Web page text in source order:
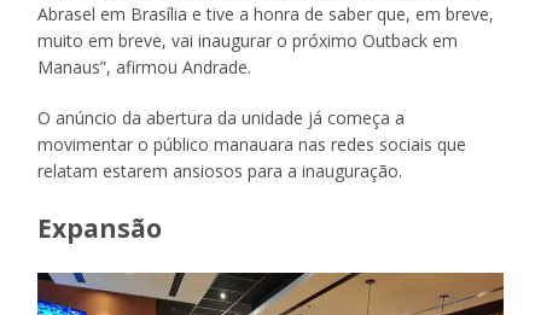
Abrasel em Brasília e tive a honra de saber que, em breve,
muito em breve, vai inaugurar o próximo Outback em
Manaus”, afirmou Andrade.
O anúncio da abertura da unidade já começa a
movimentar o público manauara nas redes sociais que
relatam estarem ansiosos para a inauguração.
Expansão